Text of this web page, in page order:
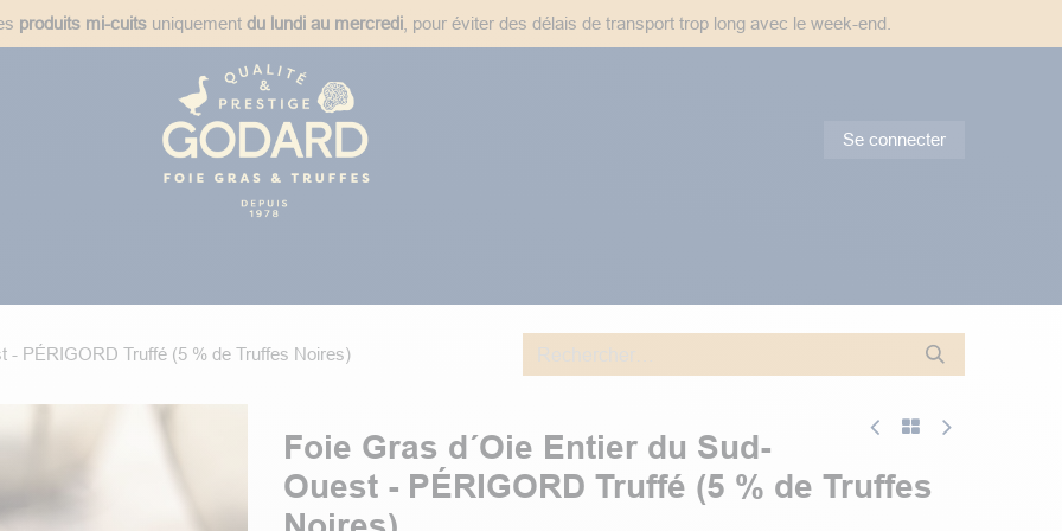
produits mi-cuits uniquement du lundi au mercredi, pour éviter des délais de transport trop long avec le week-end.
Se connecter
- PÉRIGORD Truffé (5 % de Truffes Noires)
Foie Gras d´Oie Entier du Sud-
Ouest - PÉRIGORD Truffé (5 % de Truffes